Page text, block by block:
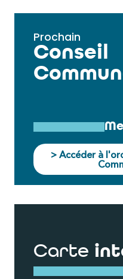
Prochain
Conseil
> Accéder à
Carte